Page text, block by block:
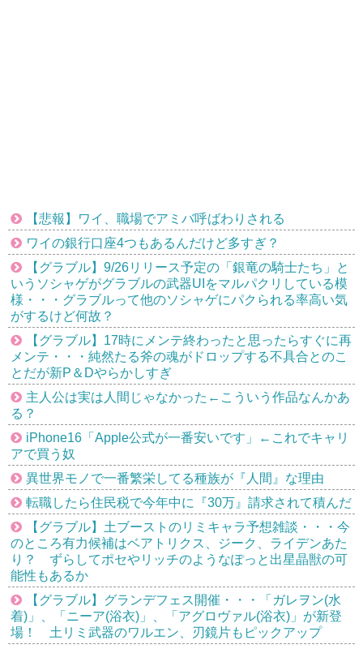
【悲報】ワイ、職場でアミバ呼ばわりされる
ワイの銀行口座4つもあるんだけど多すぎ？
【グラブル】9/26リリース予定の「銀竜の騎士たち」と
いうソシャゲがグラブルの武器UIをマルパクリしている模
様・・・グラブルって他のソシャゲにパクられる率高い気
がするけど何故？
【グラブル】17時にメンテ終わったと思ったらすぐに再
メンテ・・・純然たる斧の魂がドロップする不具合とのこ
とだが新P＆Dやらかしすぎ
主人公は実は人間じゃなかった←こういう作品なんかあ
る？
iPhone16「Apple公式が一番安いです」←これでキャリ
アで買う奴
異世界モノで一番繁栄してる種族が『人間』な理由
転職したら住民税で今年中に『30万』請求されて積んだ
【グラブル】土ブーストのリミキャラ予想雑談・・・今
のところ有力候補はベアトリクス、ジーク、ライデンあた
り？ ずらしてポセやリッチのようなぽっと出星晶獣の可
能性もあるか
【グラブル】グランデフェス開催・・・「ガレヲン(水
着)」、「ニーア(浴衣)」、「アグロヴァル(浴衣)」が新登
場！ 土リミ武器のワルエン、刃鏡片もピックアップ